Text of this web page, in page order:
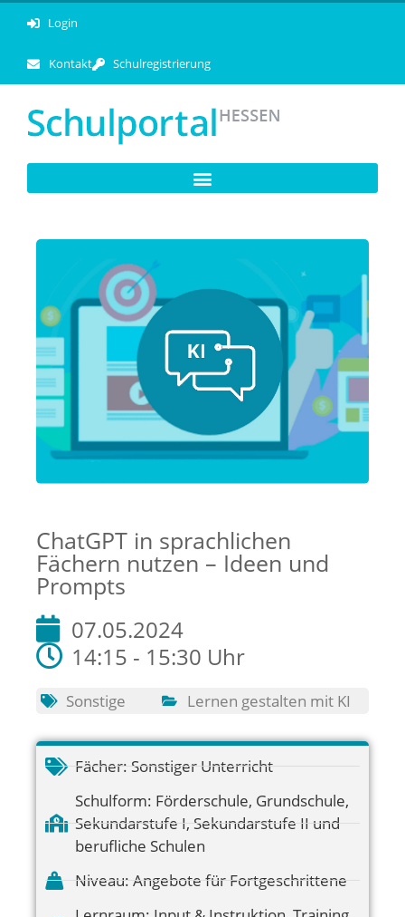
Login
Kontakt Schulregistrierung
ChatGPT in sprachlichen
Fächern nutzen – Ideen und
Prompts
07.05.2024
14:15 - 15:30 Uhr
Sonstige Lernen gestalten mit KI
Fächer: Sonstiger Unterricht
Schulform: Förderschule, Grundschule,
Sekundarstufe I, Sekundarstufe II und
berufliche Schulen
Niveau: Angebote für Fortgeschrittene